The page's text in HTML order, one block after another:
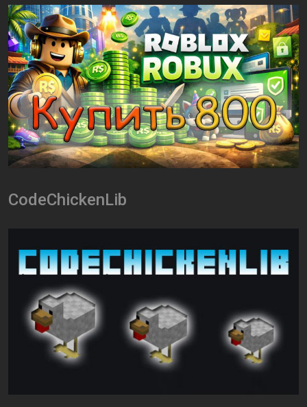
CodeChickenLib